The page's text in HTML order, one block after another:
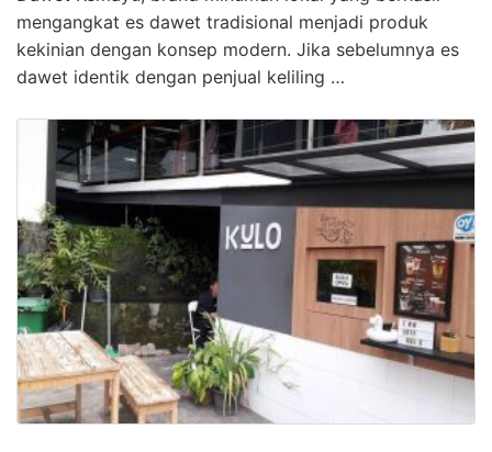
mengangkat es dawet tradisional menjadi produk
kekinian dengan konsep modern. Jika sebelumnya es
dawet identik dengan penjual keliling …